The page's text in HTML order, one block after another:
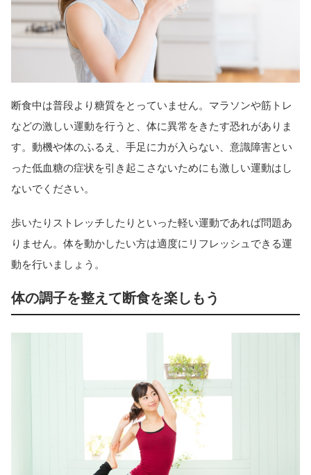
断食中は普段より糖質をとっていません。マラソンや筋トレ
などの激しい運動を行うと、体に異常をきたす恐れがありま
す。動機や体のふるえ、手足に力が入らない、意識障害とい
った低血糖の症状を引き起こさないためにも激しい運動はし
ないでください。
歩いたりストレッチしたりといった軽い運動であれば問題あ
りません。体を動かしたい方は適度にリフレッシュできる運
動を行いましょう。
体の調子を整えて断食を楽しもう